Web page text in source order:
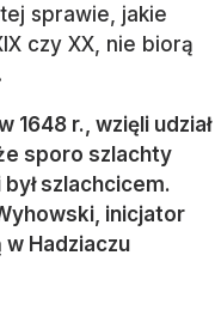
sprawie, jakie
czy XX, nie biorą
1648 r., wzięli udział
sporo szlachty
szlachcicem.
inicjator
Hadziaczu